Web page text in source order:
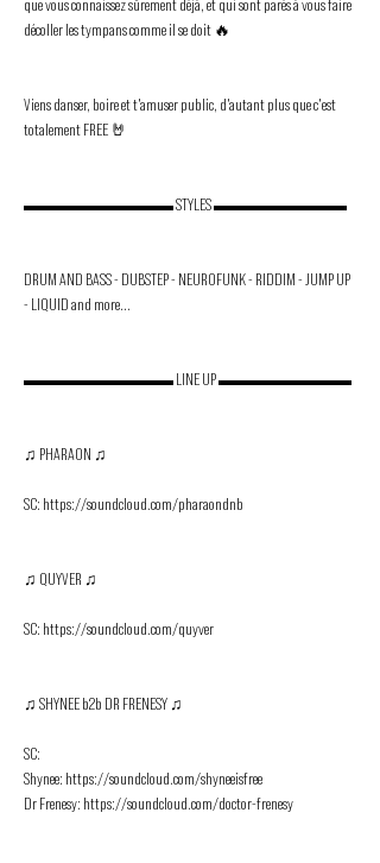
que vous connaissez sûrement déjà, et qui sont parés à vous faire
décoller les tympans comme il se doit 🔥
Viens danser, boire et t'amuser public, d'autant plus que c'est
totalement FREE 🤘
▬▬▬▬▬▬▬▬▬ STYLES ▬▬▬▬▬▬▬▬
DRUM AND BASS - DUBSTEP - NEUROFUNK - RIDDIM - JUMP UP
- LIQUID and more...
▬▬▬▬▬▬▬▬▬ LINE UP ▬▬▬▬▬▬▬▬
♫ PHARAON ♫
SC: https://soundcloud.com/pharaondnb
♫ QUYVER ♫
SC: https://soundcloud.com/quyver
♫ SHYNEE b2b DR FRENESY ♫
SC:
Shynee: https://soundcloud.com/shyneeisfree
Dr Frenesy: https://soundcloud.com/doctor-frenesy